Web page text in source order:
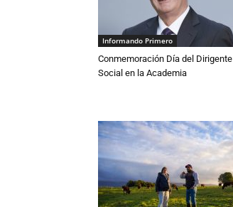
Informando Primero
Conmemoración Día del Dirigente
Social en la Academia